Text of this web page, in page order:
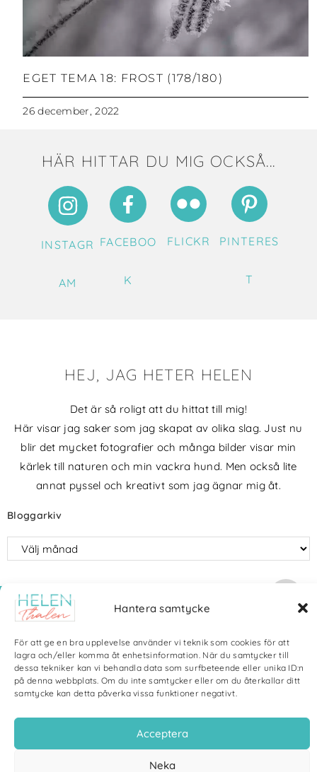
Hantera samtycke
För att ge en bra upplevelse använder vi teknik som cookies för att
lagra och/eller komma åt enhetsinformation. När du samtycker till
dessa tekniker kan vi behandla data som surfbeteende eller unika ID:n
på denna webbplats. Om du inte samtycker eller om du återkallar ditt
samtycke kan detta påverka vissa funktioner negativt.
Acceptera
Neka
EGET TEMA 18: FROST (178/180)
26 december, 2022
HÄR HITTAR DU MIG OCKSÅ...
INSTAGR
AM
FACEBOO
K
FLICKR PINTERES
T
HEJ, JAG HETER HELEN
Det är så roligt att du hittat till mig!
Här visar jag saker som jag skapat av olika slag. Just nu
blir det mycket fotografier och många bilder visar min
kärlek till naturen och min vackra hund. Men också lite
annat pyssel och kreativt som jag ägnar mig åt.
Bloggarkiv
Copyright Helen Thalen 2026 – All rights reserved. |
|
Cookiepolicy